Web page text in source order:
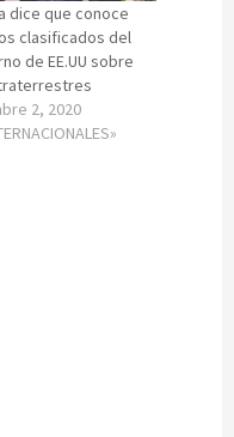
dice que conoce
clasificados del
de EE.UU sobre
2, 2020